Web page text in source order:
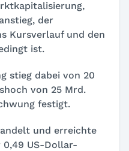
der
Kursverlauf und den
ist.
stieg dabei von 20
von 25 Mrd.
festigt.
und erreichte
0,49 US-Dollar-